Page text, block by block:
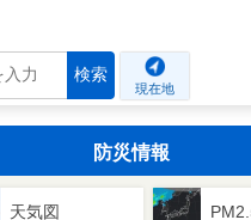
検索
現在地
防災情報
天気図